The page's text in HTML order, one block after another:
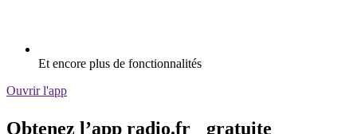
Et encore plus de fonctionnalités
Ouvrir l'app
Obtenez l’app radio.fr gratuite